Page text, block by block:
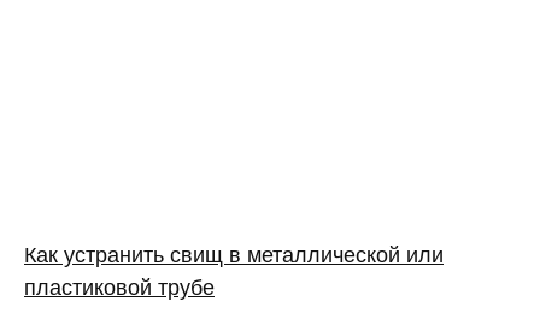
Как устранить свищ в металлической или
пластиковой трубе